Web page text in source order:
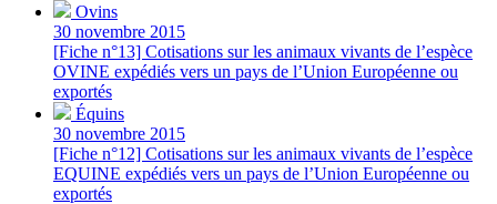
Ovins
30 novembre 2015
[Fiche n°13] Cotisations sur les animaux vivants de l’espèce
OVINE expédiés vers un pays de l’Union Européenne ou
exportés
Équins
30 novembre 2015
[Fiche n°12] Cotisations sur les animaux vivants de l’espèce
EQUINE expédiés vers un pays de l’Union Européenne ou
exportés